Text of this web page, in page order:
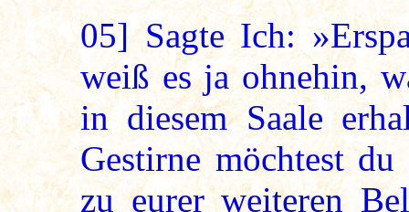
05] Sagte Ich:
weiß es ja ohnehin,
in diesem Saale
Gestirne möchtest
zu eurer weiteren